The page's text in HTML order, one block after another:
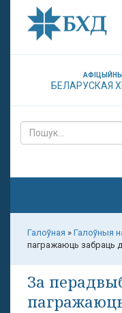
АФІЦЫЙНЫ
БЕЛАРУСКАЯ
Галоўная » Галоўныя
пагражаюць забраць
За